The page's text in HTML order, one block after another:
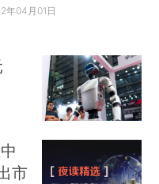
年04月01日
市